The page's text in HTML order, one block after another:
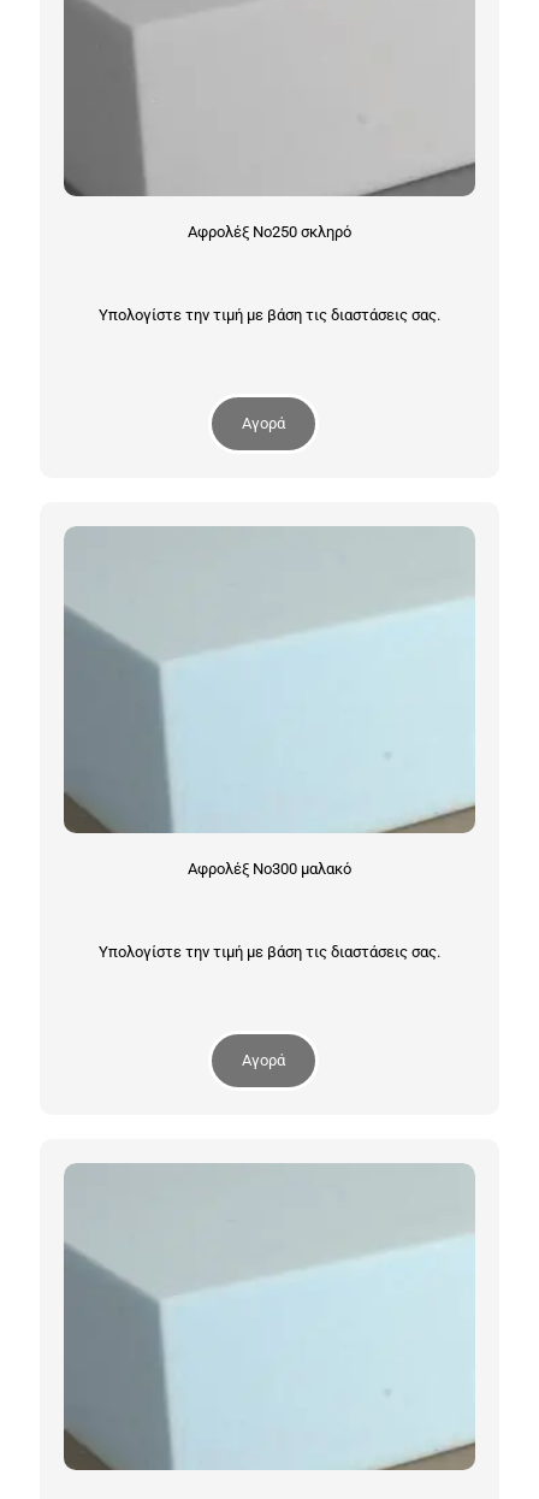
Αφρολέξ Νο250 σκληρό
Υπολογίστε την τιμή με βάση τις διαστάσεις σας.
Αγορά
Αφρολέξ Νο300 μαλακό
Υπολογίστε την τιμή με βάση τις διαστάσεις σας.
Αγορά